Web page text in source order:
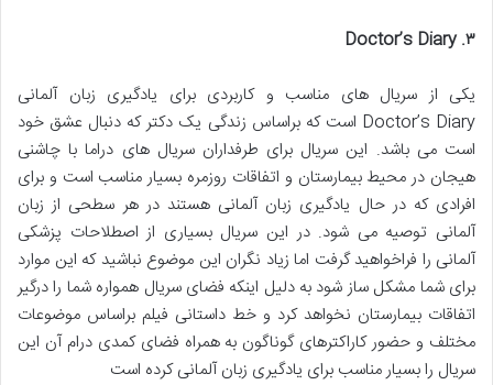
۳. Doctor’s Diary
یکی از سریال های مناسب و کاربردی برای یادگیری زبان آلمانی
Doctor’s Diary است که براساس زندگی یک دکتر که دنبال عشق خود
است می باشد. این سریال برای طرفداران سریال های دراما با چاشنی
هیجان در محیط بیمارستان و اتفاقات روزمره بسیار مناسب است و برای
افرادی که در حال یادگیری زبان آلمانی هستند در هر سطحی از زبان
آلمانی توصیه می شود. در این سریال بسیاری از اصطلاحات پزشکی
آلمانی را فراخواهید گرفت اما زیاد نگران این موضوع نباشید که این موارد
برای شما مشکل ساز شود به دلیل اینکه فضای سریال همواره شما را درگیر
اتفاقات بیمارستان نخواهد کرد و خط داستانی فیلم براساس موضوعات
مختلف و حضور کاراکترهای گوناگون به همراه فضای کمدی درام آن این
سریال را بسیار مناسب برای یادگیری زبان آلمانی کرده است